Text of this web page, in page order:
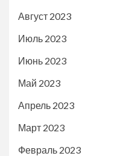
Август 2023
Июль 2023
Июнь 2023
Май 2023
Апрель 2023
Март 2023
Февраль 2023